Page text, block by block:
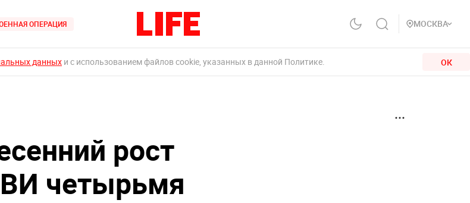
ОПЕРАЦИЯ МОСКВА
данных и с использованием файлов cookie, указанных в данной Политике. ОК
рост
четырьмя